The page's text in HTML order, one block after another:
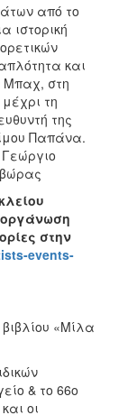
από το
ιστορική
και
Μπαχ, στη
τη
της
Παπάνα.
στην
events-
«Μίλα
& το 66ο
οι